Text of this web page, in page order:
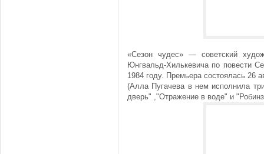
«Сезон чудес» — советский
Юнгвальд-Хилькевича по повести
1984 году. Премьера состоялась 26
(Алла Пугачева в нем исполнила
дверь" ,"Отражение в воде" и